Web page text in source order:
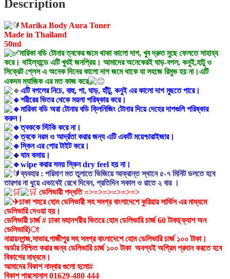
💕
quantity
Description
Marika Body Aura Toner
Made in Thailand
50ml
মারিকা বডি টোনার ত্বকের জমে থাকা কালো দাগ, খুব দ্রুত মুছে ফেলতে সাহায্য
করে। থাইল্যান্ডে এটি খুবই জনপ্রিয়। আমাদের অনেকেরই ঘাড়-বগল, কনুই,হাটু ও
সিক্রেট প্লেস এ অনেক দিনের কালো দাগ জমে থাকে যা সহজে রিমুভ হয় না।এটি
একদম ম্যাজিক এর মত কাজ করে
এটি বগলের নিচে, বাহু, পা, ঘাড়, হাঁটু, কনুই এর কালো দাগ মুছতে পারে।
শরীরের ভিতর থেকে ময়লা পরিষ্কার করে।
মারিকা বডি অরা টোনার বডি ক্লিনিজিং টোনার দিয়ে দেহের দাগগুলি পরিষ্কার
করুন।
ত্বককে স্টিকি করে না।
ত্বকে নরম ও আর্দ্রতা করার জন্য এটি একটি ময়েশ্চারাইজার।
স্কিন এর পোর টাইট করে।
ঘাম কমায়।
wipe করার সময় স্কিন dry feel হয় না।
ব্যবহার : পরিমাণ মত তুলাতে ভিজিয়ে আক্রান্ত স্থানে ৫-৭ মিনিট ডলতে হবে
তারপর না ধুয়ে এভাবেই রেখে দিবেন, প্রতিদিন সকাল ও রাতে ২ বার ।
ডেলিভারী পদ্ধতি =>=>=>=>=>=>
ঢাকা শহরে হোম ডেলিভারী সহ সমগ্র বাংলাদেশে কুরিয়ার সার্ভিস এর মাধ্যমে
ডেলিভারি দেওয়া হয়।
ডেলিভারী চার্জ # ঢাকা মহানগরীর ভিতরে হোম ডেলিভারি চার্জ 60 টাকা(ক্যাশ অন
ডেলিভারি)া
নারায়নগন্জ,সাভার,গাজীপুর সহ সমগ্র বাংলাদেশে হোম ডেলিভারি চার্জ ১০০ টাকা।
অর্ডার নিশ্চিত করার জন্য ডেলিভারি চার্জ ১০০ টাকা অবশ্যই অগ্রিম প্রদান করতে হবে
বিকাশের মাধ্যমে।
আমাদের বিকাশ নাম্বার গুলো হলো#
বিকাশ পারসোনাল 01629-480 444